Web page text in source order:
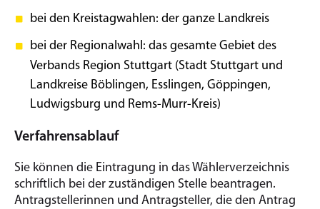
bei den Kreistagwahlen: der ganze Landkreis
bei der Regionalwahl: das gesamte Gebiet des
Verbands Region Stuttgart (Stadt Stuttgart und
Landkreise Böblingen, Esslingen, Göppingen,
Ludwigsburg und Rems-Murr-Kreis)
Verfahrensablauf
Sie können die Eintragung in das Wählerverzeichnis
schriftlich bei der zuständigen Stelle beantragen.
Antragstellerinnen und Antragsteller, die den Antrag